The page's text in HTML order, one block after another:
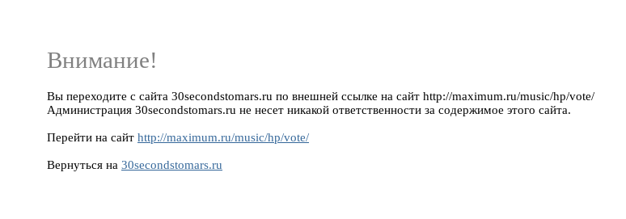
Внимание!
Вы переходите с сайта 30secondstomars.ru по внешней ссылке на сайт http://maximum.ru/music/hp/vote/
Администрация 30secondstomars.ru не несет никакой ответственности за содержимое этого сайта.
Перейти на сайт http://maximum.ru/music/hp/vote/
Вернуться на 30secondstomars.ru